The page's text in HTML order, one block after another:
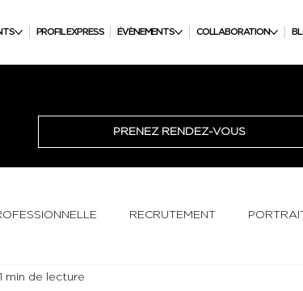
PROFIL EXPRESS ÉVÈNEMENTS COLLABORATION
PRENEZ RENDEZ-VOUS
RECRUTEMENT
1 min de lecture